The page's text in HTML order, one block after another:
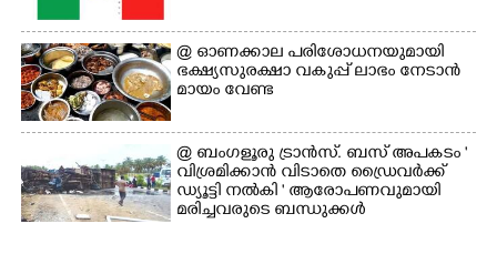
@​​​​​​​ ഓണക്കാല പരിശോധനയുമായി
ഭക്ഷ്യസുരക്ഷാ വകുപ്പ് ലാഭം നേടാൻ
മായം വേണ്ട
@ ബംഗളൂരു ട്രാൻസ്. ബസ് അപകടം '
വി​ശ്ര​മിക്കാൻ വിടാതെ ഡ്രൈ​വ​ർ​ക്ക്
ഡ്യൂട്ടി നൽകി ' ആരോപണവുമായി
മരിച്ചവരുടെ ബന്ധുക്കൾ